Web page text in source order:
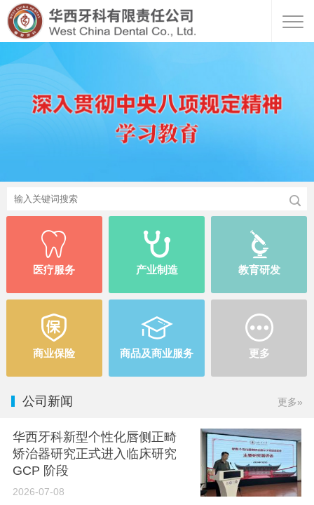


医疗服务

产业制造

教育研发

商业保险

商品及商业服务

更多
公司新闻 更多»
华西牙科新型个性化唇侧正畸
矫治器研究正式进入临床研究
GCP 阶段
2026-07-08